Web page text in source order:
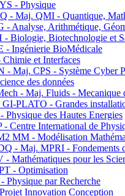
- Physique
- Maj. QMI - Quantique,
Analyse, Arithmétique,
Biologie, Biotechnologie et
Ingénierie BioMédicale
et Interfaces
- Maj. CPS - Système Cyber
des données
- Maj. Fluids - Mecanique
PLATO - Grandes
des Hautes Energies
Centre International de
MM - Modélisation
- Maj. MPRI - Fondements
Mathématiques pour les
- Optimisation
par Recherche
Innovation Conception